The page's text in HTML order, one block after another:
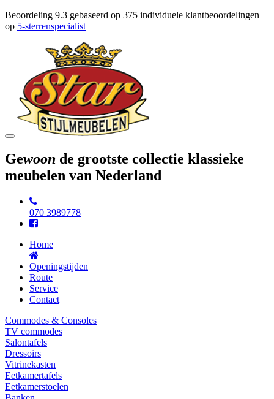
Beoordeling 9.3 gebaseerd op 375 individuele klantbeoordelingen
op 5-sterrenspecialist
Toggle
Gewoon de grootste collectie klassieke
meubelen van Nederland
070 3989778
Home
Openingstijden
Route
Service
Contact
Commodes & Consoles
TV commodes
Salontafels
Dressoirs
Vitrinekasten
Eetkamertafels
Eetkamerstoelen